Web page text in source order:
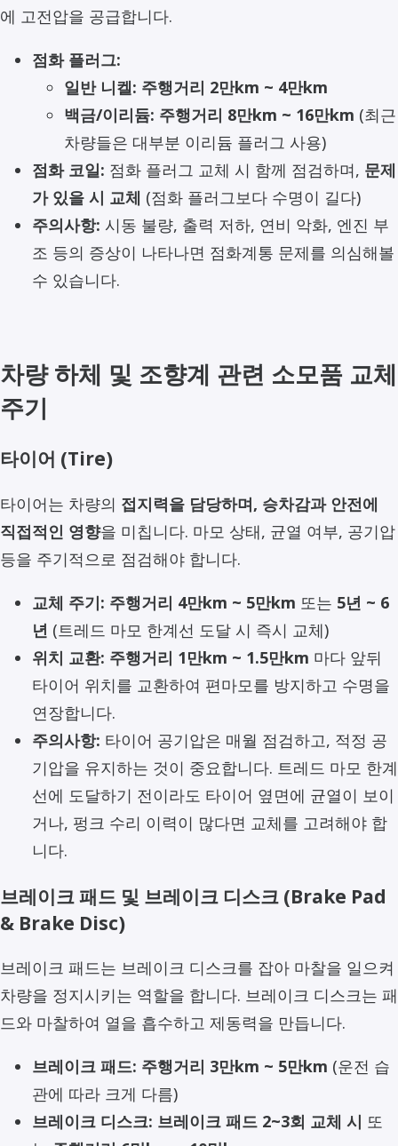
에 고전압을 공급합니다.
점화 플러그:
일반 니켈: 주행거리 2만km ~ 4만km
백금/이리듐: 주행거리 8만km ~ 16만km (최근
차량들은 대부분 이리듐 플러그 사용)
점화 코일: 점화 플러그 교체 시 함께 점검하며, 문제
가 있을 시 교체 (점화 플러그보다 수명이 길다)
주의사항: 시동 불량, 출력 저하, 연비 악화, 엔진 부
조 등의 증상이 나타나면 점화계통 문제를 의심해볼
수 있습니다.
차량 하체 및 조향계 관련 소모품 교체
주기
타이어 (Tire)
타이어는 차량의 접지력을 담당하며, 승차감과 안전에
직접적인 영향을 미칩니다. 마모 상태, 균열 여부, 공기압
등을 주기적으로 점검해야 합니다.
교체 주기: 주행거리 4만km ~ 5만km 또는 5년 ~ 6
년 (트레드 마모 한계선 도달 시 즉시 교체)
위치 교환: 주행거리 1만km ~ 1.5만km 마다 앞뒤
타이어 위치를 교환하여 편마모를 방지하고 수명을
연장합니다.
주의사항: 타이어 공기압은 매월 점검하고, 적정 공
기압을 유지하는 것이 중요합니다. 트레드 마모 한계
선에 도달하기 전이라도 타이어 옆면에 균열이 보이
거나, 펑크 수리 이력이 많다면 교체를 고려해야 합
니다.
브레이크 패드 및 브레이크 디스크 (Brake Pad
& Brake Disc)
브레이크 패드는 브레이크 디스크를 잡아 마찰을 일으켜
차량을 정지시키는 역할을 합니다. 브레이크 디스크는 패
드와 마찰하여 열을 흡수하고 제동력을 만듭니다.
브레이크 패드: 주행거리 3만km ~ 5만km (운전 습
관에 따라 크게 다름)
브레이크 디스크: 브레이크 패드 2~3회 교체 시 또